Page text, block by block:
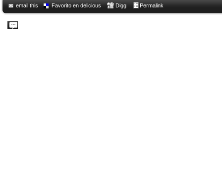
email this Favorito en delicious Digg Permalink